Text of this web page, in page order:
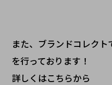
また、ブランドコレク
を行っております！
詳しくはこちらから